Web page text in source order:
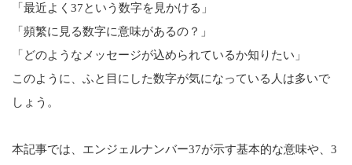
「最近よく37という数字を見かける」
「頻繁に見る数字に意味があるの？」
「どのようなメッセージが込められているか知りたい」
このように、ふと目にした数字が気になっている人は多いで
しょう。
本記事では、エンジェルナンバー37が示す基本的な意味や、3